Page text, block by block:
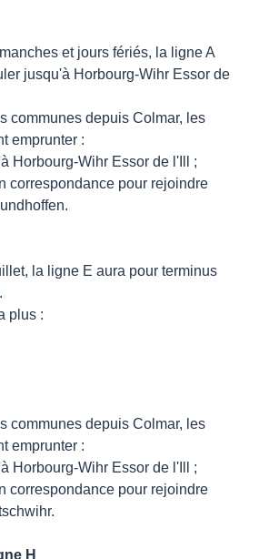
et jours fériés, la ligne A
jusqu'à Horbourg-Wihr Essor de
communes depuis Colmar, les
emprunter :
Horbourg-Wihr Essor de l'Ill ;
correspondance pour rejoindre
la ligne E aura pour terminus
plus :
communes depuis Colmar, les
emprunter :
Horbourg-Wihr Essor de l'Ill ;
correspondance pour rejoindre
H